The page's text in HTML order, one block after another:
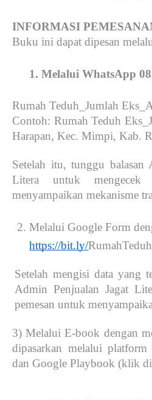
INFORMASI
Buku ini dapat dipesan
Melalui WhatsApp
Rumah Teduh_Jumlah
Contoh: Rumah Teduh
Harapan, Kec. Mimpi, Kab.
Setelah itu, tunggu balasan
Litera untuk
menyampaikan mekanisme
Melalui Google Form
https://bit.ly/RumahTeduh
Setelah mengisi data yang
Admin Penjualan Jagat
pemesan untuk
3) Melalui E-book dengan
dipasarkan melalui
dan Google Playbook (klik